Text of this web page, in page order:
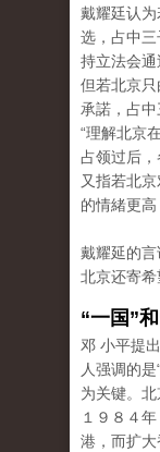
戴耀廷认
选，占中
持立法会通
但若北京
承諾，占
“理解北京
占领过后，
又指若北
的情緒更高
戴耀延的
北京还寄希
“一国”
邓 小平提
人强调的
为关键。
１９８４
港，而扩